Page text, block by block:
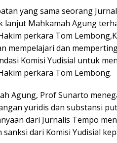
yang sama seorang
lanjut Mahkamah Agung
perkara Tom
mempelajari dan
Komisi Yudisial untuk
perkara Tom Lembong.
Agung, Prof Sunarto
yuridis dan substansi
dari Jurnalis Tempo
dari Komisi Yudisial